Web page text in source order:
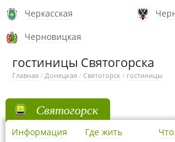
Черкасская
Черновицкая
гостиницы Святогорска
Главная / Донецкая / Святогорск / гостиницы
Святогорск
Информация Где жить